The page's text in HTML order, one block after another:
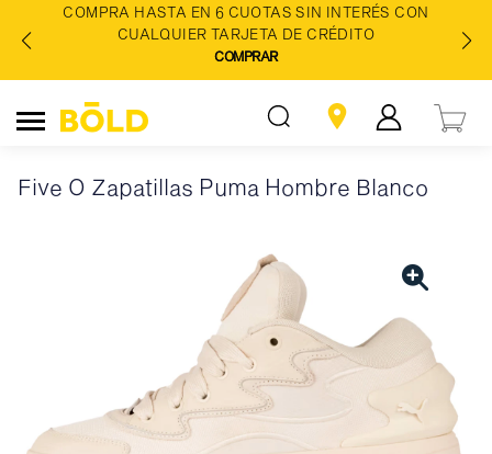
COMPRA HASTA EN 6 CUOTAS SIN INTERÉS CON
CUALQUIER TARJETA DE CRÉDITO
COMPRAR
Five O Zapatillas Puma Hombre Blanco